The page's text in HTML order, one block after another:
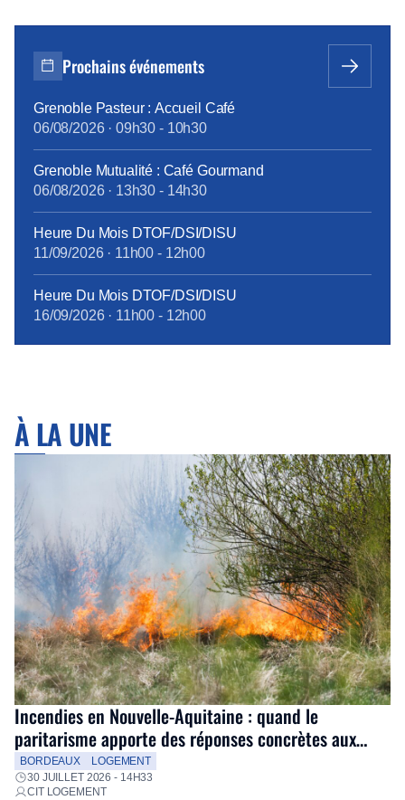
Prochains événements
Grenoble Pasteur : Accueil Café
06/08/2026· 09h30 - 10h30
Grenoble Mutualité : Café Gourmand
06/08/2026· 13h30 - 14h30
Heure Du Mois DTOF/DSI/DISU
11/09/2026· 11h00 - 12h00
Heure Du Mois DTOF/DSI/DISU
16/09/2026· 11h00 - 12h00
À LA UNE
Incendies en Nouvelle-Aquitaine : quand le
paritarisme apporte des réponses concrètes aux
salariés
BORDEAUX
LOGEMENT
30 JUILLET 2026 - 14H33
CIT LOGEMENT